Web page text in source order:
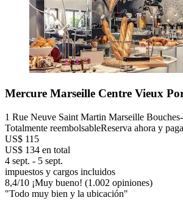
Mercure Marseille Centre Vieux
1 Rue Neuve Saint Martin Marseille
Totalmente reembolsableReserva ahora y
US$ 115
US$ 134 en total
4 sept. - 5 sept.
impuestos y cargos incluidos
8,4/10 ¡Muy bueno! (1.002 opiniones)
"Todo muy bien y la ubicación"